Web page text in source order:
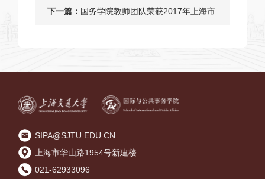
大学教学发展中心第六届“卓越教学奖
下一篇： 国务学院教师团队荣获2017年上海市
SIPA@SJTU.EDU.CN
上海市华山路1954号新建楼
021-62933096